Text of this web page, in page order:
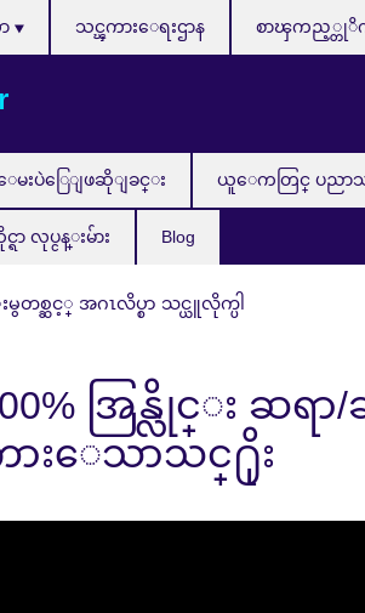
မးပဲြေျဖဆိုျခင္း ယူေကတြင္ ပညာ
လုပ္ငန္းမ်ား Blog
သင္ၾကားေရးဌာန စာၾကည့္တုိက္၀
မွတစ္ဆင့္ အဂၤလိပ္စာ သင္ယူလိုက္ပါ
အြန္လိုင္း ဆရာ
ကားေသာသင္႐ိုး